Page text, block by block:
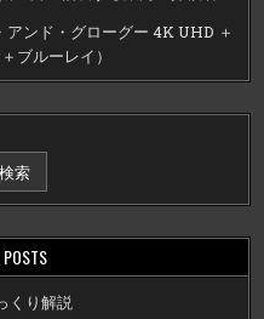
ンド・グローグー 4K UHD ＋
ブルーレイ）
検索
くり解説